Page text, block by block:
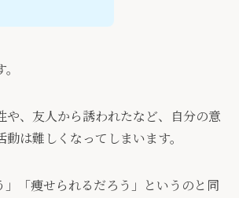
、友人から誘われたなど、自分の意
は難しくなってしまいます。
「痩せられるだろう」というのと同